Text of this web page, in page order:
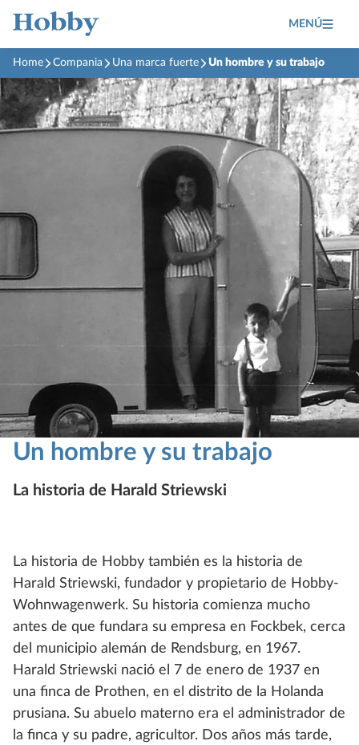
MENÚ
Home Compania Una marca fuerte Un hombre y su trabajo
Un hombre y su trabajo
La historia de Harald Striewski
La historia de Hobby también es la historia de
Harald Striewski, fundador y propietario de Hobby-
Wohnwagenwerk. Su historia comienza mucho
antes de que fundara su empresa en Fockbek, cerca
del municipio alemán de Rendsburg, en 1967.
Harald Striewski nació el 7 de enero de 1937 en
una finca de Prothen, en el distrito de la Holanda
prusiana. Su abuelo materno era el administrador de
la finca y su padre, agricultor. Dos años más tarde,